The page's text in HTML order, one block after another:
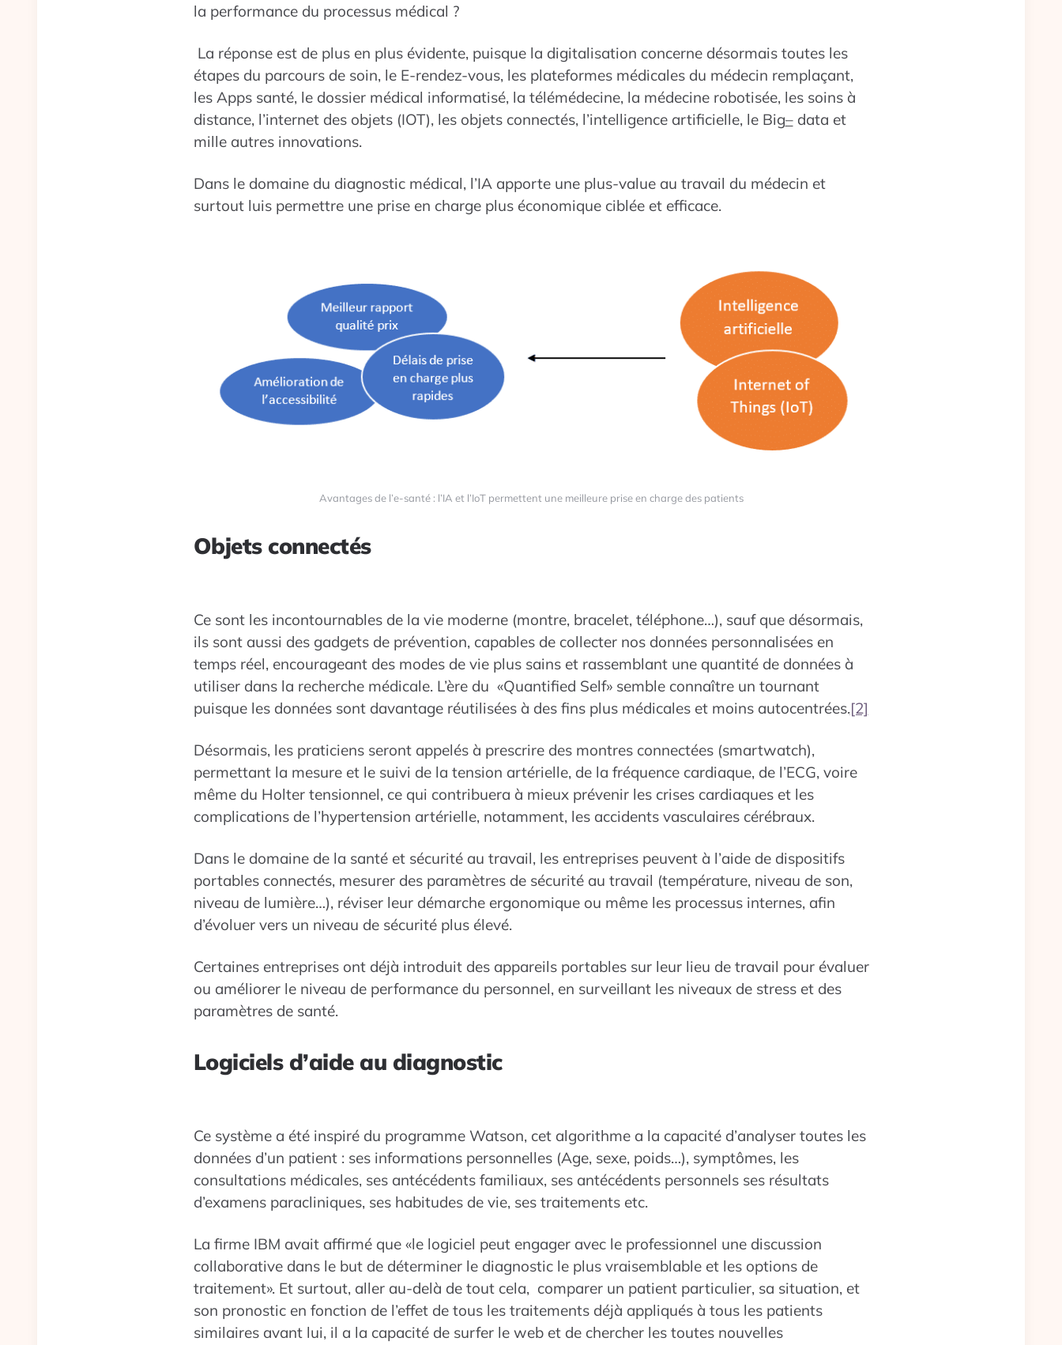
la performance du processus médical ?
La réponse est de plus en plus évidente, puisque la digitalisation concerne désormais toutes les
étapes du parcours de soin, le E-rendez-vous, les plateformes médicales du médecin remplaçant,
les Apps santé, le dossier médical informatisé, la télémédecine, la médecine robotisée, les soins à
distance, l’internet des objets (IOT), les objets connectés, l’intelligence artificielle, le Big–data et
mille autres innovations.
Dans le domaine du diagnostic médical, l’IA apporte une plus-value au travail du médecin et
surtout luis permettre une prise en charge plus économique ciblée et efficace.
Avantages de l’e-santé : l’IA et l’IoT permettent une meilleure prise en charge des patients
Objets connectés
Ce sont les incontournables de la vie moderne (montre, bracelet, téléphone…), sauf que désormais,
ils sont aussi des gadgets de prévention, capables de collecter nos données personnalisées en
temps réel, encourageant des modes de vie plus sains et rassemblant une quantité de données à
utiliser dans la recherche médicale. L’ère du «Quantified Self» semble connaître un tournant
puisque les données sont davantage réutilisées à des fins plus médicales et moins autocentrées.[2]
Désormais, les praticiens seront appelés à prescrire des montres connectées (smartwatch),
permettant la mesure et le suivi de la tension artérielle, de la fréquence cardiaque, de l’ECG, voire
même du Holter tensionnel, ce qui contribuera à mieux prévenir les crises cardiaques et les
complications de l’hypertension artérielle, notamment, les accidents vasculaires cérébraux.
Dans le domaine de la santé et sécurité au travail, les entreprises peuvent à l’aide de dispositifs
portables connectés, mesurer des paramètres de sécurité au travail (température, niveau de son,
niveau de lumière…), réviser leur démarche ergonomique ou même les processus internes, afin
d’évoluer vers un niveau de sécurité plus élevé.
Certaines entreprises ont déjà introduit des appareils portables sur leur lieu de travail pour évaluer
ou améliorer le niveau de performance du personnel, en surveillant les niveaux de stress et des
paramètres de santé.
Logiciels d’aide au diagnostic
Ce système a été inspiré du programme Watson, cet algorithme a la capacité d’analyser toutes les
données d’un patient : ses informations personnelles (Age, sexe, poids…), symptômes, les
consultations médicales, ses antécédents familiaux, ses antécédents personnels ses résultats
d’examens paracliniques, ses habitudes de vie, ses traitements etc.
La firme IBM avait affirmé que «le logiciel peut engager avec le professionnel une discussion
collaborative dans le but de déterminer le diagnostic le plus vraisemblable et les options de
traitement». Et surtout, aller au-delà de tout cela, comparer un patient particulier, sa situation, et
son pronostic en fonction de l’effet de tous les traitements déjà appliqués à tous les patients
similaires avant lui, il a la capacité de surfer le web et de chercher les toutes nouvelles